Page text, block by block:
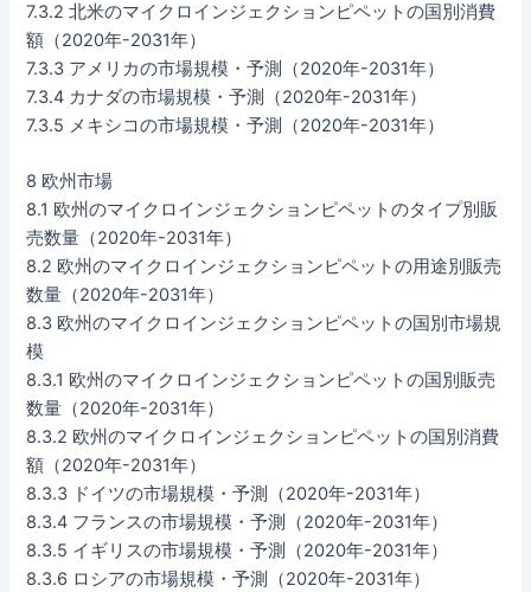
7.3.2 北米のマイクロインジェクションピペットの国別消費
額（2020年-2031年）
7.3.3 アメリカの市場規模・予測（2020年-2031年）
7.3.4 カナダの市場規模・予測（2020年-2031年）
7.3.5 メキシコの市場規模・予測（2020年-2031年）
8 欧州市場
8.1 欧州のマイクロインジェクションピペットのタイプ別販
売数量（2020年-2031年）
8.2 欧州のマイクロインジェクションピペットの用途別販売
数量（2020年-2031年）
8.3 欧州のマイクロインジェクションピペットの国別市場規
模
8.3.1 欧州のマイクロインジェクションピペットの国別販売
数量（2020年-2031年）
8.3.2 欧州のマイクロインジェクションピペットの国別消費
額（2020年-2031年）
8.3.3 ドイツの市場規模・予測（2020年-2031年）
8.3.4 フランスの市場規模・予測（2020年-2031年）
8.3.5 イギリスの市場規模・予測（2020年-2031年）
8.3.6 ロシアの市場規模・予測（2020年-2031年）